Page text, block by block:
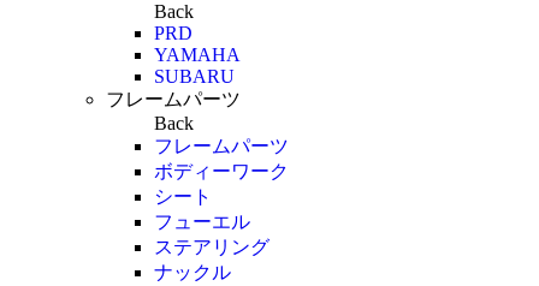
Back
PRD
YAMAHA
SUBARU
フレームパーツ
Back
フレームパーツ
ボディーワーク
シート
フューエル
ステアリング
ナックル